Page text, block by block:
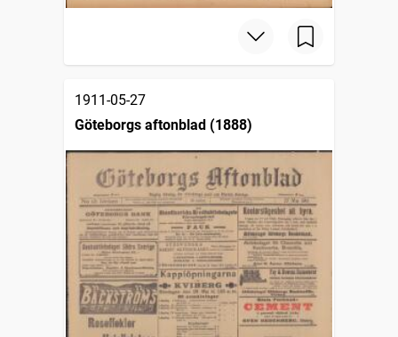
1911-05-27
Göteborgs aftonblad (1888)